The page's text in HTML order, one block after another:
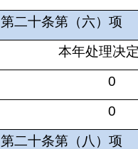
第二十条第（六）项
本年处理决
0
0
第二十条第（八）项